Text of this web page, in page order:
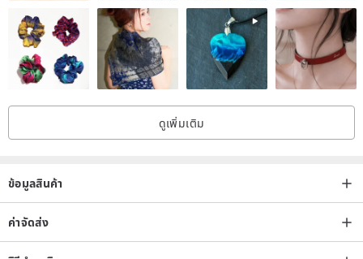
ดูเพิ่มเติม
ข้อมูลสินค้า
ค่าจัดส่ง